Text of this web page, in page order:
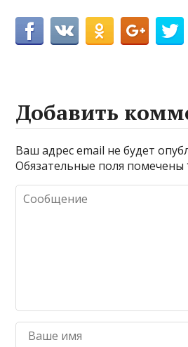
Добавить
Ваш адрес email не будет
Обязательные поля помечены